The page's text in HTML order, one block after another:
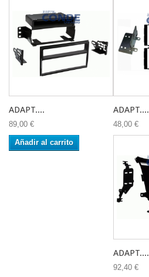
ADAPT....
89,00 €
Añadir al carrito
ADAPT....
48,00 €
ADAPT....
92,40 €